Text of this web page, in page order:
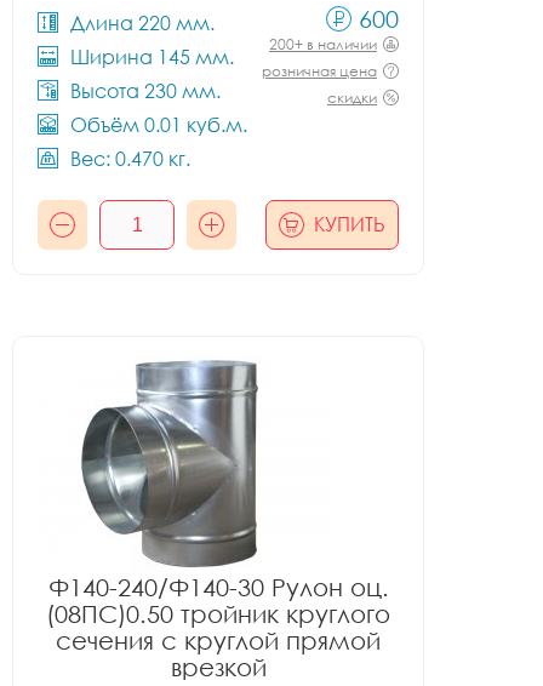
Длина 220 мм.
Ширина 145 мм.
Высота 230 мм.
Объём 0.01 куб.м.
Вес: 0.470 кг.
600
200+ в наличии
розничная цена
скидки
КУПИТЬ
Ф140-240/Ф140-30 Рулон оц.
(08ПС)0.50 тройник круглого
сечения с круглой прямой
врезкой